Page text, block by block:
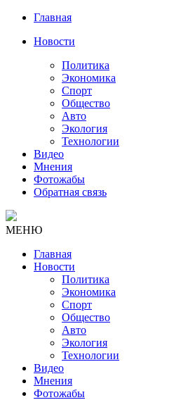
Главная
Новости
Политика
Экономика
Спорт
Общество
Авто
Экология
Технологии
Видео
Мнения
Фотожабы
Обратная связь
МЕНЮ
Главная
Новости
Политика
Экономика
Спорт
Общество
Авто
Экология
Технологии
Видео
Мнения
Фотожабы